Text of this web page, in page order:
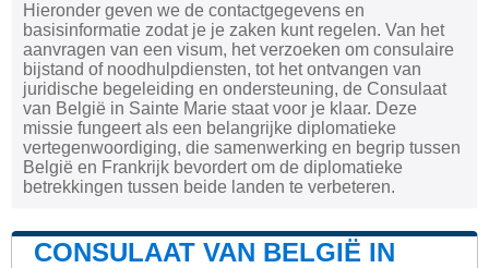
Hieronder geven we de contactgegevens en
basisinformatie zodat je je zaken kunt regelen. Van het
aanvragen van een visum, het verzoeken om consulaire
bijstand of noodhulpdiensten, tot het ontvangen van
juridische begeleiding en ondersteuning, de Consulaat
van België in Sainte Marie staat voor je klaar. Deze
missie fungeert als een belangrijke diplomatieke
vertegenwoordiging, die samenwerking en begrip tussen
België en Frankrijk bevordert om de diplomatieke
betrekkingen tussen beide landen te verbeteren.
CONSULAAT VAN BELGIË IN